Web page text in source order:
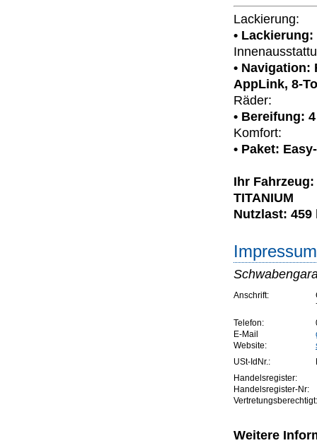
Lackierung:
•
• Navigation:
AppLink, 8-
Räder:
• Bereifung:
Komfort:
• Paket:
Ihr
TITANIUM
Nutzlast: 459
Anschrift:
Telefon:
E-Mail
Website:
USt-IdNr.:
Handelsregister:
Handelsregister-Nr:
Vertretungsberechtigt:
Weitere